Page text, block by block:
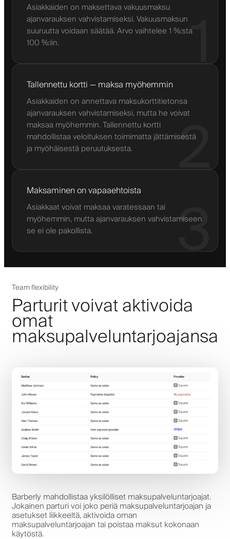
1
Asiakkaiden on maksettava vakuusmaksu
ajanvarauksen vahvistamiseksi. Vakuusmaksun
suuruutta voidaan säätää. Arvo vaihtelee 1 %:sta
100 %:iin.
2
Tallennettu kortti — maksa myöhemmin
Asiakkaiden on annettava maksukorttitietonsa
ajanvarauksen vahvistamiseksi, mutta he voivat
maksaa myöhemmin. Tallennettu kortti
mahdollistaa veloituksen toimimatta jättämisestä
ja myöhäisestä peruutuksesta.
3
Maksaminen on vapaaehtoista
Asiakkaat voivat maksaa varatessaan tai
myöhemmin, mutta ajanvarauksen vahvistamiseen
se ei ole pakollista.
Team flexibility
Parturit voivat aktivoida
omat
maksupalveluntarjoajansa
Barberly mahdollistaa yksilölliset maksupalveluntarjoajat.
Jokainen parturi voi joko periä maksupalveluntarjoajan ja
asetukset liikkeeltä, aktivoida oman
maksupalveluntarjoajan tai poistaa maksut kokonaan
käytöstä.